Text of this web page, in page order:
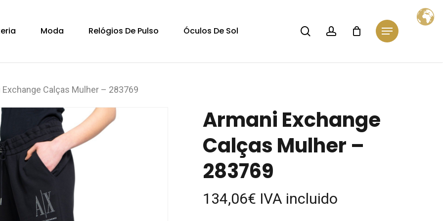
Moda Relógios De Pulso Óculos De Sol searchaccount Menu
Cart Close
Exchange Calças Mulher – 283769
Armani Exchange
Calças Mulher –
283769
134,06€ IVA incluido